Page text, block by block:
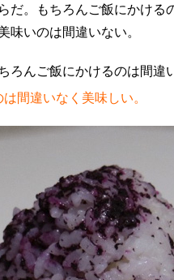
だ。もちろんご飯にかける
味いのは間違いない。
間違いなく美味しい。